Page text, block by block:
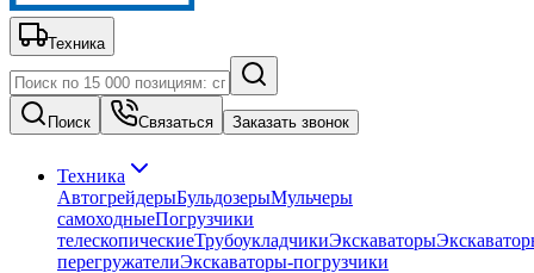
Техника
Поиск Связаться Заказать звонок
Техника
АвтогрейдерыБульдозерыМульчеры
самоходныеПогрузчики
телескопическиеТрубоукладчикиЭкскаваторы
перегружателиЭкскаваторы-погрузчики